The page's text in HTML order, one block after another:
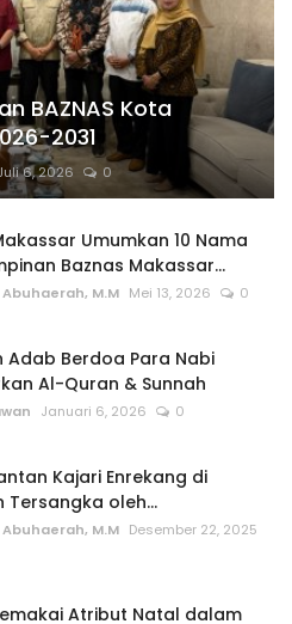
BAZNAS Kota
2031
6, 2026 0
Umumkan 10 Nama
Baznas Makassar...
M.M Mei 13, 2026 0
Adab Berdoa Para Nabi
Al-Quran & Sunnah
Januari 6, 2026 0
Kajari Enrekang di
Tersangka oleh...
M.M Desember 22, 2025
Atribut Natal dalam